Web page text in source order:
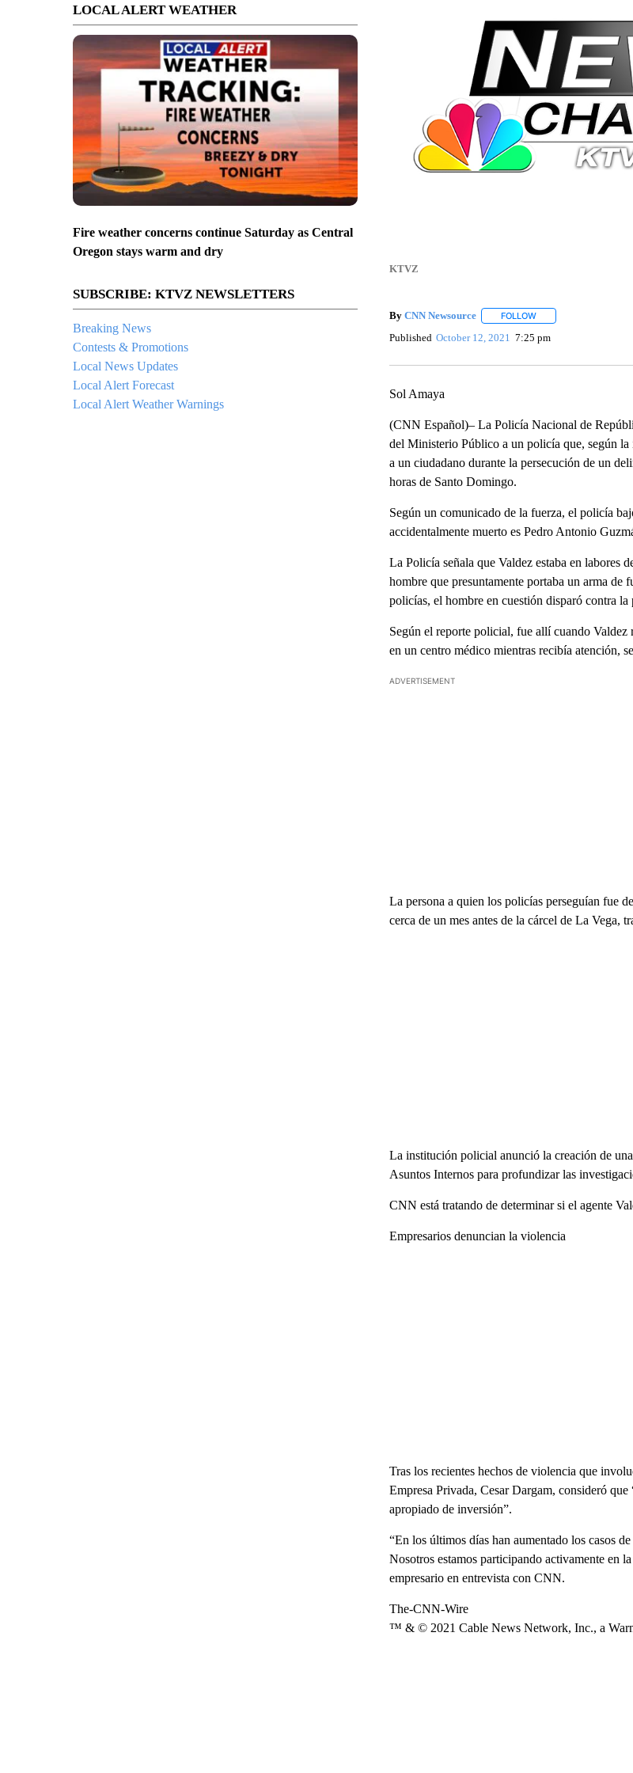
LOCAL ALERT WEATHER
Fire weather concerns continue Saturday as Central
Oregon stays warm and dry
SUBSCRIBE: KTVZ NEWSLETTERS
Breaking News
Contests & Promotions
Local News Updates
Local Alert Forecast
Local Alert Weather Warnings
KTVZ
By CNN Newsource FOLLOWFOLLOW "" TO
Published October 12, 2021 7:25 pm
Sol Amaya
(CNN Español)– La Policía Nacional de
del Ministerio Público a un policía que, según
a un ciudadano durante la persecución de un
horas de Santo Domingo.
Según un comunicado de la fuerza, el policía
accidentalmente muerto es Pedro Antonio
La Policía señala que Valdez estaba en labores
hombre que presuntamente portaba un arma de
policías, el hombre en cuestión disparó contra la
Según el reporte policial, fue allí cuando
en un centro médico mientras recibía atención,
ADVERTISEMENT
La persona a quien los policías perseguían fue
cerca de un mes antes de la cárcel de La Vega,
La institución policial anunció la creación de
Asuntos Internos para profundizar las
CNN está tratando de determinar si el agente
Empresarios denuncian la violencia
Tras los recientes hechos de violencia que
Empresa Privada, Cesar Dargam, consideró
apropiado de inversión”.
“En los últimos días han aumentado los casos
Nosotros estamos participando activamente en
empresario en entrevista con CNN.
The-CNN-Wire
™ & © 2021 Cable News Network, Inc., a